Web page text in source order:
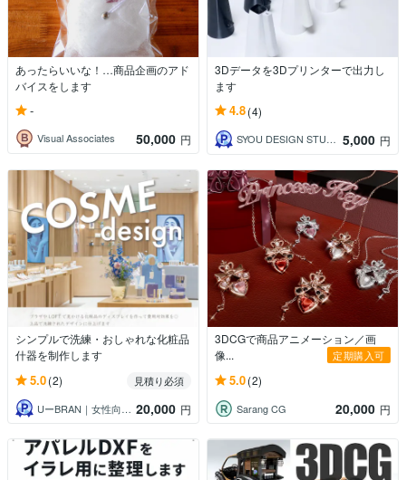
あったらいいな！…商品企画のアド
バイスをします
-
Visual Associates 50,000 円
3Dデータを3Dプリンターで出力し
ます
4.8(4)
SYOU DESIGN STUDIO 5,000 円
シンプルで洗練・おしゃれな化粧品
什器を制作します
5.0(2)
見積り必須
UーBRAN｜女性向け商材デザイン制作
20,000 円
3DCGで商品アニメーション／画
像...
定期購入可
5.0(2)
Sarang CG 20,000 円